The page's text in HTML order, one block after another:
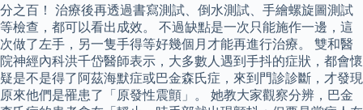
分之百！ 治療後再透過書寫測試、倒水測試、手繪螺旋圖測試
等檢查，都可以看出成效。 不過缺點是一次只能施作一邊，這
次做了左手，另一隻手得等好幾個月才能再進行治療。 雙和醫
院神經內科洪千岱醫師表示，大多數人遇到手抖的症狀，都會懷
疑是不是得了阿茲海默症或巴金森氏症，來到門診診斷，才發現
原來他們是罹患了「原發性震顫」。 她教大家觀察分辨，巴金